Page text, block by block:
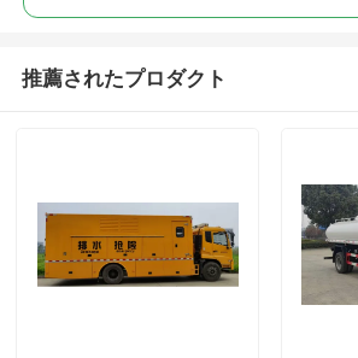
推薦されたプロダクト